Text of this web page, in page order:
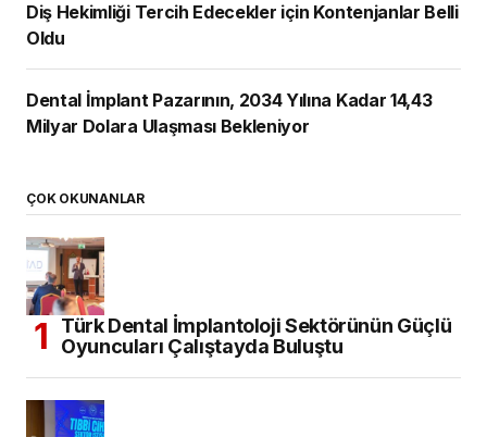
Diş Hekimliği Tercih Edecekler için Kontenjanlar Belli
Oldu
Dental İmplant Pazarının, 2034 Yılına Kadar 14,43
Milyar Dolara Ulaşması Bekleniyor
ÇOK OKUNANLAR
Türk Dental İmplantoloji Sektörünün Güçlü
Oyuncuları Çalıştayda Buluştu